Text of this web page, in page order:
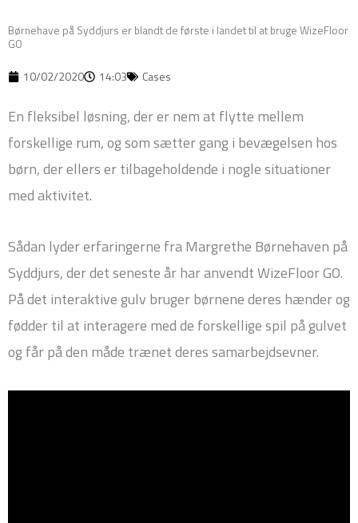
Børnehave på Syddjurs er blandt de første i landet til at bruge WizeFloor
GO
10/02/2020 14:03 Cases
En fleksibel løsning, der er nem at flytte mellem
forskellige rum, og som sætter gang i bevægelsen hos
børn, der ellers er tilbageholdende i nogle situationer
med aktivitet.
Sådan lyder erfaringerne fra Margrethe Børnehaven på
Syddjurs, der det seneste år har anvendt WizeFloor GO.
På det interaktive gulv bruger børnene deres hænder og
fødder til at interagere med de forskellige spil på gulvet
og får på den måde trænet deres samarbejdsevner.